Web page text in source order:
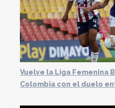
Vuelve la Liga Femenina
Colombia con el duelo